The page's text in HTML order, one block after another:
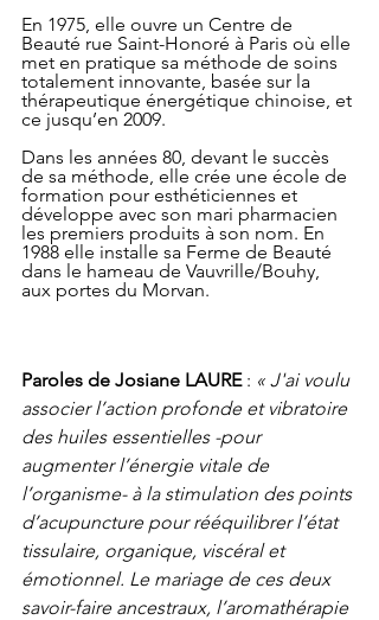
En 1975, elle ouvre un Centre de
Beauté rue Saint-Honoré à Paris où elle
met en pratique sa méthode de soins
totalement innovante, basée sur la
thérapeutique énergétique chinoise, et
ce jusqu’en 2009.
Dans les années 80, devant le succès
de sa méthode, elle crée une école de
formation pour esthéticiennes et
développe avec son mari pharmacien
les premiers produits à son nom. En
1988 elle installe sa Ferme de Beauté
dans le hameau de Vauvrille/Bouhy,
aux portes du Morvan.
Paroles de Josiane LAURE : « J'ai voulu
associer l’action profonde et vibratoire
des huiles essentielles -pour
augmenter l’énergie vitale de
l’organisme- à la stimulation des points
d’acupuncture pour rééquilibrer l’état
tissulaire, organique, viscéral et
émotionnel. Le mariage de ces deux
savoir-faire ancestraux, l’aromathérapie